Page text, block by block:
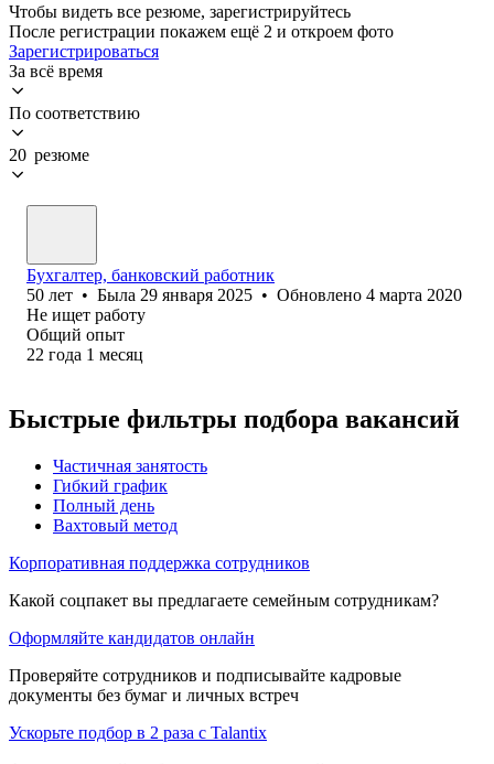
Чтобы видеть все резюме, зарегистрируйтесь
После регистрации покажем ещё 2 и откроем фото
Зарегистрироваться
За всё время
По соответствию
20 резюме
Бухгалтер, банковский работник
50 лет • Была 29 января 2025 • Обновлено 4 марта 2020
Не ищет работу
Общий опыт
22 года 1 месяц
Быстрые фильтры подбора вакансий
Частичная занятость
Гибкий график
Полный день
Вахтовый метод
Корпоративная поддержка сотрудников
Какой соцпакет вы предлагаете семейным сотрудникам?
Оформляйте кандидатов онлайн
Проверяйте сотрудников и подписывайте кадровые
документы без бумаг и личных встреч
Ускорьте подбор в 2 раза с Talantix